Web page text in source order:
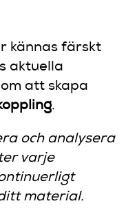
kännas färskt
aktuella
att skapa
.
och analysera
varje
material.